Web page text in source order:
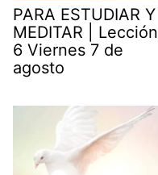
PARA ESTUDIAR Y
MEDITAR | Lección
6 Viernes 7 de
agosto